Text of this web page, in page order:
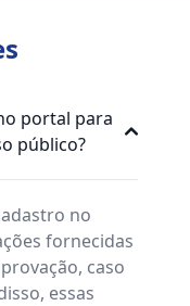
portal para
público?
no
fornecidas
caso
essas